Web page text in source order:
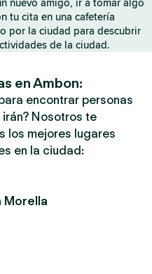
tu cita en una cafetería
por la ciudad para descubrir
de la ciudad.
en Ambon:
encontrar personas
Nosotros te
los mejores lugares
en la ciudad:
Morella